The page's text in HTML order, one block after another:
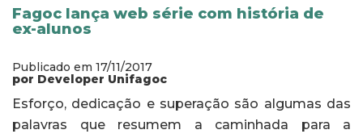
Fagoc lança web série com história de
ex-alunos
Publicado em 17/11/2017
por Developer Unifagoc
Esforço, dedicação e superação são algumas das
palavras que resumem a caminhada para a